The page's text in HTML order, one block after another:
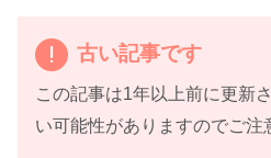
古い記事です
この記事は1年以上前に更新
い可能性がありますのでご注